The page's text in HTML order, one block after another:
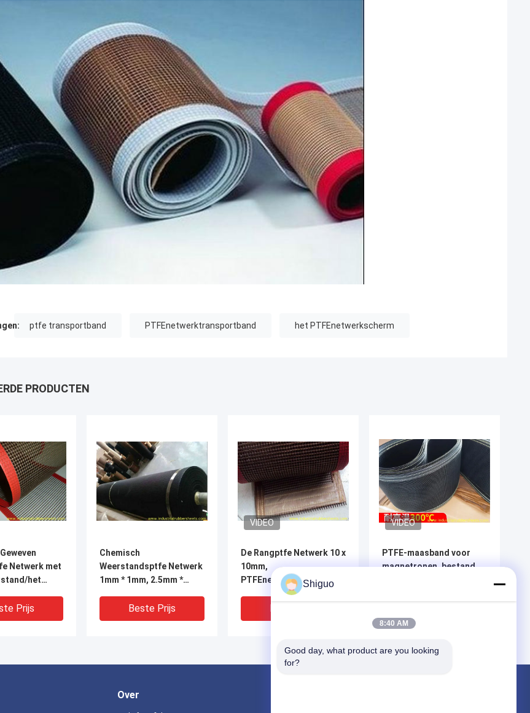
ptfe transportband PTFEnetwerktransportband het PTFEnetwerkscherm
PRODUCTEN
Netwerk met
het
Prijs
Chemisch
Weerstandsptfe Netwerk
1mm * 1mm, 2.5mm *
Gatengrootte
Beste Prijs
VIDEO
De Rangptfe Netwerk 10 x
10mm,
PTFEnetwerkTransportband
Hittebestendigheidsvoedsel
Beste Prijs
VIDEO
PTFE-maasband voor
magnetronen, bestand
Over
Shiguo
8:40 AM
Good day, what product are you looking
for?